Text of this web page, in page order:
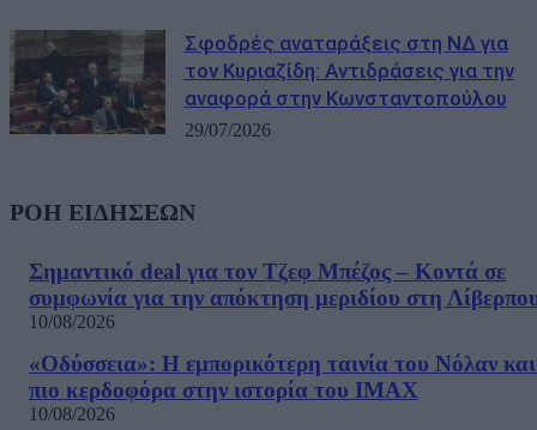
Σφοδρές αναταράξεις στη ΝΔ για
τον Κυριαζίδη: Αντιδράσεις για την
αναφορά στην Κωνσταντοπούλου
29/07/2026
ΡΟΗ ΕΙΔΗΣΕΩΝ
Σημαντικό deal για τον Τζεφ Μπέζος – Κοντά σε
συμφωνία για την απόκτηση μεριδίου στη
10/08/2026
«Οδύσσεια»: Η εμπορικότερη ταινία του Νόλαν
πιο κερδοφόρα στην ιστορία του IMAX
10/08/2026